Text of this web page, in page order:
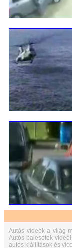
Autós videók a világ
Autós balesetek
autós kiállítások és